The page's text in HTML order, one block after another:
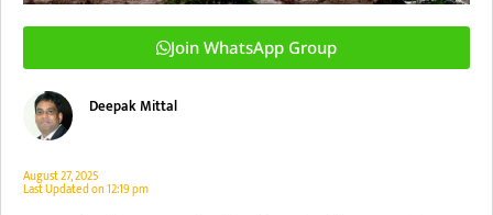
Join WhatsApp Group
Deepak Mittal
August 27, 2025
Last Updated on12:19 pm